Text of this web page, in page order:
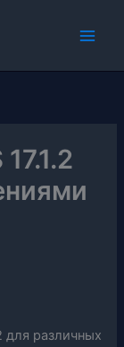
для различных